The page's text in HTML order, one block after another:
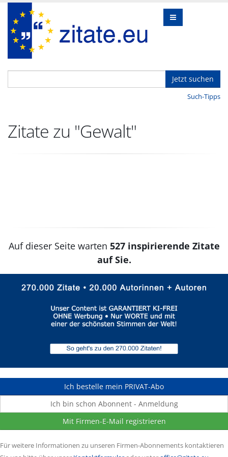
Jetzt suchen
Such-Tipps
Zitate zu "Gewalt"
Auf dieser Seite warten 527 inspirierende Zitate
auf Sie.
Ich bestelle mein PRIVAT-Abo
Ich bin schon Abonnent - Anmeldung
Mit Firmen-E-Mail registrieren
Für weitere Informationen zu unseren Firmen-Abonnements kontaktieren